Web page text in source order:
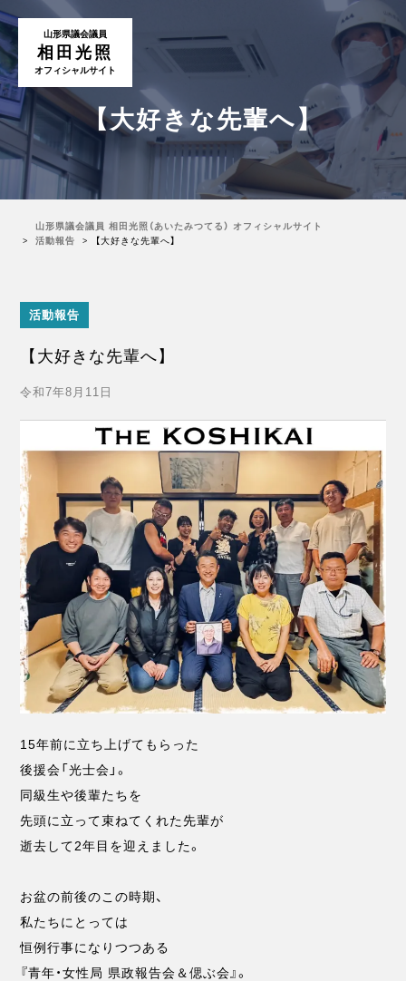
山形県議会議員
相田光照
オフィシャルサイト
【大好きな先輩へ】
山形県議会議員 相田光照（あいたみつてる） オフィシャルサイト
活動報告
【大好きな先輩へ】
活動報告
【大好きな先輩へ】
令和7年8月11日
15年前に立ち上げてもらった
後援会「光士会」。
同級生や後輩たちを
先頭に立って束ねてくれた先輩が
逝去して2年目を迎えました。
お盆の前後のこの時期、
私たちにとっては
恒例行事になりつつある
『青年・女性局 県政報告会＆偲ぶ会』。